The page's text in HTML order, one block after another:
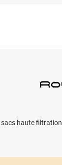
sacs haute filtration